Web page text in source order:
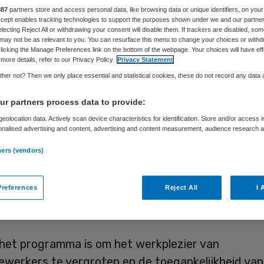
Skipr Redactie 30 september 2022 , 16:08 4060 keer
drie jaar trekt minister Conny Helder
500 miljoen euro extra uit voor een
arbeidsmarkt in de zorg. Behoud van
gekoppeld aan het vrijdag openbaar gemaakte
programma, maakte ze na de ministerraad
programma is om het werkplezier van
partners store and access personal data, like browsing data or unique identifiers, on your
enables tracking technologies to support the purposes shown under we and our
Reject All or withdrawing your consent will disable them. If trackers are disabled,
not be as relevant to you. You can resurface this menu to change your choices or
the Manage Preferences link on the bottom of the webpage. Your choices will have
details, refer to our Privacy Policy. Privacy Statement
not? Then we only place essential and statistical cookies, these do not record any data
partners process data to provide:
data. Actively scan device characteristics for identification. Store and/or access
advertising and content, advertising and content measurement, audience research
(vendors)
Reject All I